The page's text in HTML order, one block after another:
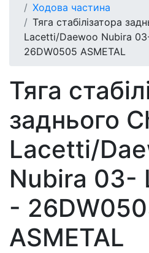
Ходова частина
Тяга стабілізатора
Lacetti/Daewoo Nubira
26DW0505 ASMETAL
Тяга
заднього
Lacetti/
Nubira 03-
-
ASMETAL